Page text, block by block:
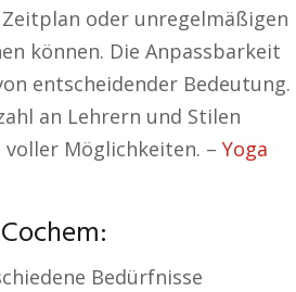
oder unregelmäßigen
können. Die Anpassbarkeit
entscheidender Bedeutung.
an Lehrern und Stilen
Möglichkeiten. – Yoga
Bedürfnisse